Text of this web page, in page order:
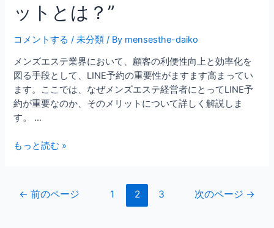
ットとは？”
コメントする /未分類 / By mensesthe-daiko
メンズエステ業界において、顧客の利便性向上と効率化を
図る手段として、LINE予約の重要性がますます高まってい
ます。ここでは、なぜメンズエステ経営者にとってLINE予
約が重要なのか、そのメリットについて詳しく解説しま
す。 …
もっと読む »
← 前のページ 1 2 3 次のページ →